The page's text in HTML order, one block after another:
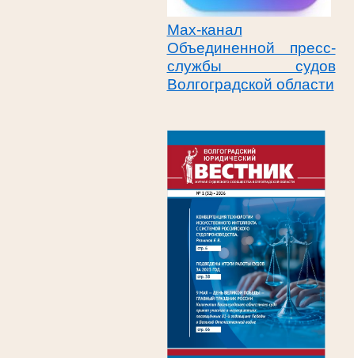
Max-канал
Объединенной пресс-
службы судов
Волгоградской области